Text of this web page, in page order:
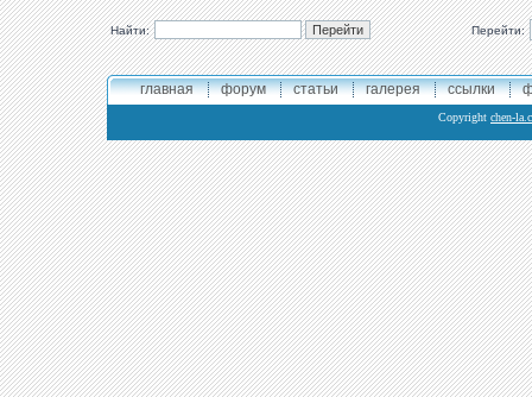
Найти: Перейти:
главная форум статьи галерея ссылки
Copyright chen-